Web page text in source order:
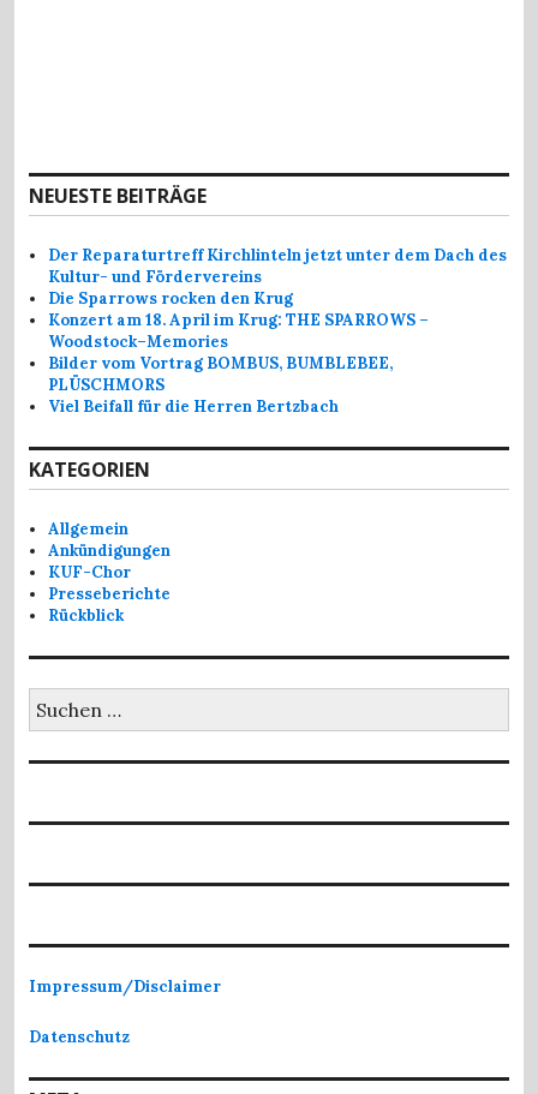
NEUESTE BEITRÄGE
Der Reparaturtreff Kirchlinteln jetzt unter dem Dach des
Kultur- und Fördervereins
Die Sparrows rocken den Krug
Konzert am 18. April im Krug: THE SPARROWS –
Woodstock–Memories
Bilder vom Vortrag BOMBUS, BUMBLEBEE,
PLÜSCHMORS
Viel Beifall für die Herren Bertzbach
KATEGORIEN
Allgemein
Ankündigungen
KUF-Chor
Presseberichte
Rückblick
nach:
Impressum/Disclaimer
Datenschutz